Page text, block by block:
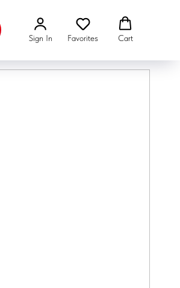
Sign In Favorites Cart